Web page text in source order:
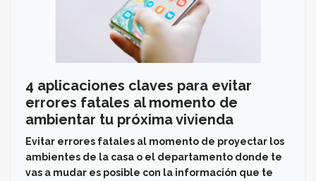
4 aplicaciones claves para evitar
errores fatales al momento de
ambientar tu próxima vivienda
Evitar errores fatales al momento de proyectar los
ambientes de la casa o el departamento donde te
vas a mudar es posible con la información que te